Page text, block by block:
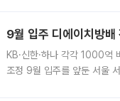
9월 입주 디에이치방
KB·신한·하나 각각 1000억
조정 9월 입주를 앞둔 서울